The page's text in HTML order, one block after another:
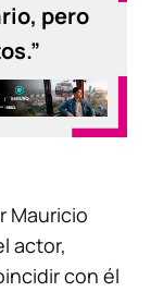
pero
Mauricio
actor,
con él